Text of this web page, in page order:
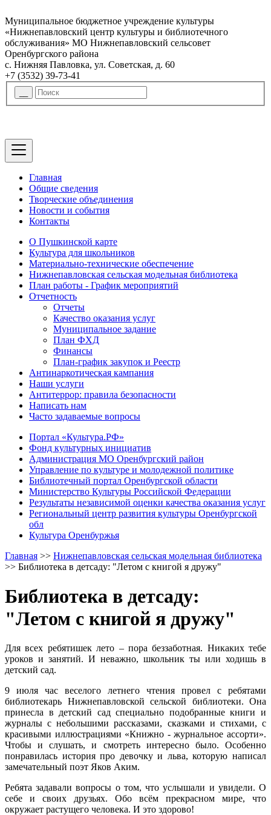
Муниципальное бюджетное учреждение культуры
«Нижнепавловский центр культуры и библиотечного
обслуживания» МО Нижнепавловский сельсовет
Оренбургского района
с. Нижняя Павловка, ул. Советская, д. 60
+7 (3532) 39-73-41
Главная
Общие сведения
Творческие объединения
Новости и события
Контакты
О Пушкинской карте
Культура для школьников
Материально-технические обеспечение
Нижнепавловская сельская модельная библиотека
План работы - График мероприятий
Отчетность
Отчеты
Качество оказания услуг
Муниципальное задание
План ФХД
Финансы
План-график закупок и Реестр
Антинаркотическая кампания
Наши услуги
Антитеррор: правила безопасности
Написать нам
Часто задаваемые вопросы
Портал «Культура.РФ»
Фонд культурных инициатив
Администрация МО Оренбургский район
Управление по культуре и молодежной политике
Библиотечный портал Оренбургской области
Министерство Культуры Российской Федерации
Результаты независимой оценки качества оказания услуг
Региональный центр развития культуры Оренбургской
обл
Культура Оренбуржья
Главная >> Нижнепавловская сельская модельная библиотека
>> Библиотека в детсаду: "Летом с книгой я дружу"
Библиотека в детсаду:
"Летом с книгой я дружу"
Для всех ребятишек лето – пора беззаботная. Никаких тебе
уроков и занятий. И неважно, школьник ты или ходишь в
детский сад.
9 июля час веселого летнего чтения провел с ребятами
библиотекарь Нижнепавловской сельской библиотеки. Она
принесла в детский сад специально подобранные книги и
журналы с небольшими рассказами, сказками и стихами, с
красивыми иллюстрациями «Книжно - журнальное ассорти».
Чтобы и слушать, и смотреть интересно было. Особенно
понравилась история про девочку и льва, которую написал
замечательный поэт Яков Аким.
Ребята задавали вопросы о том, что услышали и увидели. О
себе и своих друзьях. Обо всём прекрасном мире, что
окружает растущего человека. И это здорово!